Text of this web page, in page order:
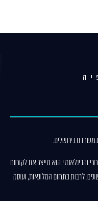
בירושלים.
והבינלאומי. הוא מייצג את לקוחות
לרבות בתחום המלונאות, ועוסק